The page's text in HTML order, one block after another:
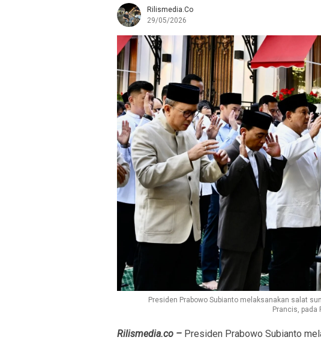
Rilismedia.co
29/05/2026
Presiden Prabowo Subianto melaksanakan salat
Prancis, pada
Rilismedia.co – Presiden Prabowo Subianto